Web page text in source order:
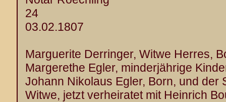
24
03.02.1807
Marguerite Derringer, Witwe Herres,
Margerethe Egler, minderjährige
Johann Nikolaus Egler, Born, und der
Witwe, jetzt verheiratet mit Heinrich